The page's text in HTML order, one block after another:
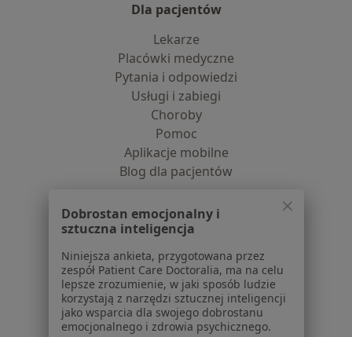
Dla pacjentów
Lekarze
Placówki medyczne
Pytania i odpowiedzi
Usługi i zabiegi
Choroby
Pomoc
Aplikacje mobilne
Blog dla pacjentów
Cennik
Dla lekarzy
Dla placówek medycznych
Noa Notes nowość
Baza wiedzy
Centrum Pomocy dla Specjalisty
Dobrostan emocjonalny i
sztuczna inteligencja
Niniejsza ankieta, przygotowana przez
zespół Patient Care Doctoralia, ma na celu
lepsze zrozumienie, w jaki sposób ludzie
korzystają z narzędzi sztucznej inteligencji
jako wsparcia dla swojego dobrostanu
emocjonalnego i zdrowia psychicznego.